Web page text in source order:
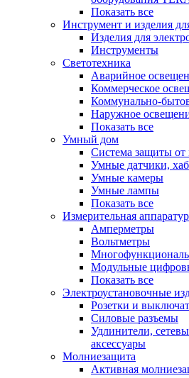
Показать все
Инструмент и изделия
Изделия для
Инструменты
Светотехника
Аварийное
Коммерческое
Коммунально-
Наружное
Показать все
Умный дом
Система защиты от
Умные датчики,
Умные камеры
Умные лампы
Показать все
Измерительная
Амперметры
Вольтметры
Модульные
Показать все
Электроустановочные
Розетки и
Силовые разъемы
Удлинители,
аксессуары
Молниезащита
Активная